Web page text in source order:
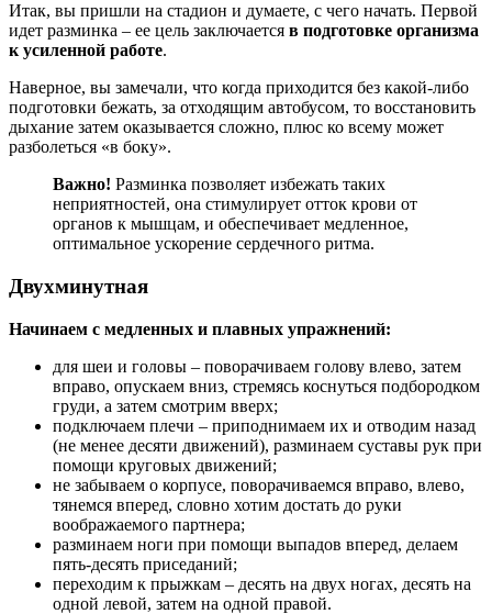
Итак, вы пришли на стадион и думаете, с чего начать. Первой
идет разминка – ее цель заключается в подготовке организма
к усиленной работе.
Наверное, вы замечали, что когда приходится без какой-либо
подготовки бежать, за отходящим автобусом, то восстановить
дыхание затем оказывается сложно, плюс ко всему может
разболеться «в боку».
Важно! Разминка позволяет избежать таких
неприятностей, она стимулирует отток крови от
органов к мышцам, и обеспечивает медленное,
оптимальное ускорение сердечного ритма.
Двухминутная
Начинаем с медленных и плавных упражнений:
для шеи и головы – поворачиваем голову влево, затем
вправо, опускаем вниз, стремясь коснуться подбородком
груди, а затем смотрим вверх;
подключаем плечи – приподнимаем их и отводим назад
(не менее десяти движений), разминаем суставы рук при
помощи круговых движений;
не забываем о корпусе, поворачиваемся вправо, влево,
тянемся вперед, словно хотим достать до руки
воображаемого партнера;
разминаем ноги при помощи выпадов вперед, делаем
пять-десять приседаний;
переходим к прыжкам – десять на двух ногах, десять на
одной левой, затем на одной правой.